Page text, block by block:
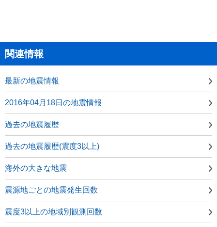
関連情報
最新の地震情報
2016年04月18日の地震情報
過去の地震履歴
過去の地震履歴(震度3以上)
海外の大きな地震
震源地ごとの地震発生回数
震度3以上の地域別観測回数